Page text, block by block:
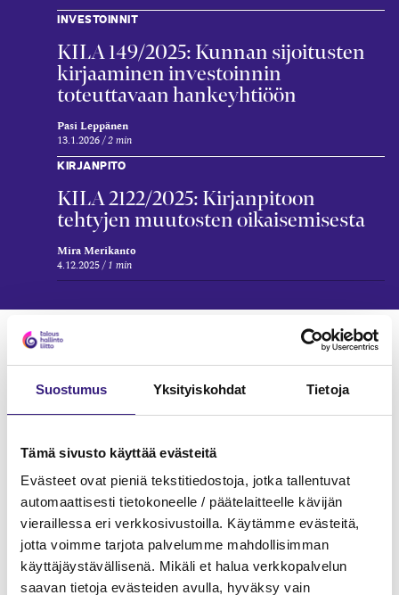
Suostumus Yksityiskohdat Tietoja
Tämä sivusto käyttää evästeitä
Evästeet ovat pieniä tekstitiedostoja, jotka tallentuvat
automaattisesti tietokoneelle / päätelaitteelle kävijän
vieraillessa eri verkkosivustoilla. Käytämme evästeitä,
jotta voimme tarjota palvelumme mahdollisimman
käyttäjäystävällisenä. Mikäli et halua verkkopalvelun
saavan tietoja evästeiden avulla, hyväksy vain
INVESTOINNIT
KILA 149/2025: Kunnan sijoitusten
kirjaaminen investoinnin
toteuttavaan hankeyhtiöön
Pasi Leppänen
13.1.2026 2 min
KIRJANPITO
KILA 2122/2025: Kirjanpitoon
tehtyjen muutosten oikaisemisesta
Mira Merikanto
4.12.2025 1 min
Verkkokoulutukset